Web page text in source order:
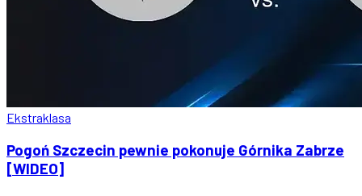
Ekstraklasa
Pogoń Szczecin pewnie pokonuje Górnika Zabrze
[WIDEO]